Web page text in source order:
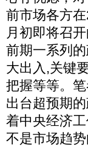
前市场各方
月初即将召
前期一系列
大出入,关键
把握等等。
出台超预期
着中央经济
不是市场趋